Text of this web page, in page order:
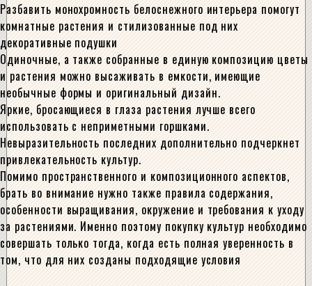
Разбавить монохромность белоснежного интерьера помогут
комнатные растения и стилизованные под них
декоративные подушки
Одиночные, а также собранные в единую композицию цветы
и растения можно высаживать в емкости, имеющие
необычные формы и оригинальный дизайн.
Яркие, бросающиеся в глаза растения лучше всего
использовать с неприметными горшками.
Невыразительность последних дополнительно подчеркнет
привлекательность культур.
Помимо пространственного и композиционного аспектов,
брать во внимание нужно также правила содержания,
особенности выращивания, окружение и требования к уходу
за растениями. Именно поэтому покупку культур необходимо
совершать только тогда, когда есть полная уверенность в
том, что для них созданы подходящие условия